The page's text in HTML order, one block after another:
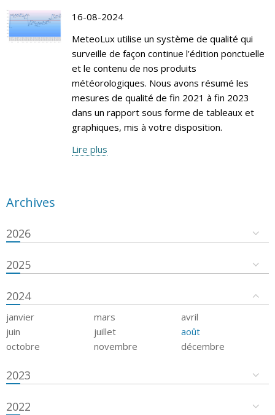
16-08-2024
MeteoLux utilise un système de qualité qui
surveille de façon continue l’édition ponctuelle
et le contenu de nos produits
météorologiques. Nous avons résumé les
mesures de qualité de fin 2021 à fin 2023
dans un rapport sous forme de tableaux et
graphiques, mis à votre disposition.
Lire plus
Archives
2026
2025
2024
janvier mars
avril
juin
juillet
août
octobre
novembre décembre
2023
2022